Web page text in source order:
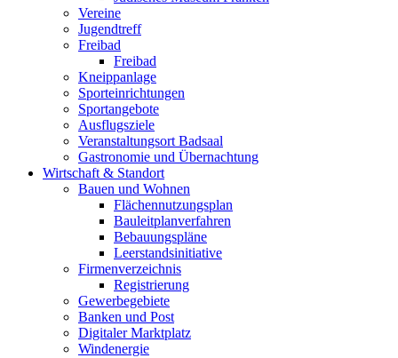
Vereine
Jugendtreff
Freibad
Freibad
Kneippanlage
Sporteinrichtungen
Sportangebote
Ausflugsziele
Veranstaltungsort Badsaal
Gastronomie und Übernachtung
Wirtschaft & Standort
Bauen und Wohnen
Flächennutzungsplan
Bauleitplanverfahren
Bebauungspläne
Leerstandsinitiative
Firmenverzeichnis
Registrierung
Gewerbegebiete
Banken und Post
Digitaler Marktplatz
Windenergie